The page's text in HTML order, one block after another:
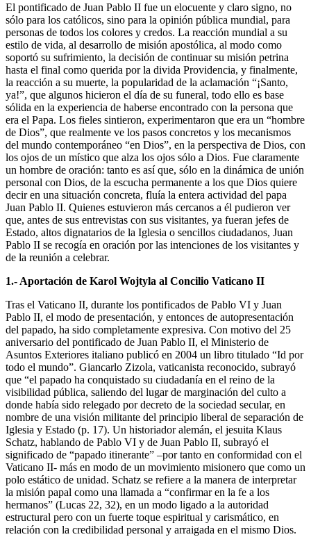
El pontificado de Juan Pablo II fue un elocuente y claro signo, no
sólo para los católicos, sino para la opinión pública mundial, para
personas de todos los colores y credos. La reacción mundial a su
estilo de vida, al desarrollo de misión apostólica, al modo como
soportó su sufrimiento, la decisión de continuar su misión petrina
hasta el final como querida por la divida Providencia, y finalmente,
la reacción a su muerte, la popularidad de la aclamación “¡Santo,
ya!”, que algunos hicieron el día de su funeral, todo ello es base
sólida en la experiencia de haberse encontrado con la persona que
era el Papa. Los fieles sintieron, experimentaron que era un “hombre
de Dios”, que realmente ve los pasos concretos y los mecanismos
del mundo contemporáneo “en Dios”, en la perspectiva de Dios, con
los ojos de un místico que alza los ojos sólo a Dios. Fue claramente
un hombre de oración: tanto es así que, sólo en la dinámica de unión
personal con Dios, de la escucha permanente a los que Dios quiere
decir en una situación concreta, fluía la entera actividad del papa
Juan Pablo II. Quienes estuvieron más cercanos a él pudieron ver
que, antes de sus entrevistas con sus visitantes, ya fueran jefes de
Estado, altos dignatarios de la Iglesia o sencillos ciudadanos, Juan
Pablo II se recogía en oración por las intenciones de los visitantes y
de la reunión a celebrar.
1.- Aportación de Karol Wojtyla al Concilio Vaticano II
Tras el Vaticano II, durante los pontificados de Pablo VI y Juan
Pablo II, el modo de presentación, y entonces de autopresentación
del papado, ha sido completamente expresiva. Con motivo del 25
aniversario del pontificado de Juan Pablo II, el Ministerio de
Asuntos Exteriores italiano publicó en 2004 un libro titulado “Id por
todo el mundo”. Giancarlo Zizola, vaticanista reconocido, subrayó
que “el papado ha conquistado su ciudadanía en el reino de la
visibilidad pública, saliendo del lugar de marginación del culto a
donde había sido relegado por decreto de la sociedad secular, en
nombre de una visión militante del principio liberal de separación de
Iglesia y Estado (p. 17). Un historiador alemán, el jesuita Klaus
Schatz, hablando de Pablo VI y de Juan Pablo II, subrayó el
significado de “papado itinerante” –por tanto en conformidad con el
Vaticano II- más en modo de un movimiento misionero que como un
polo estático de unidad. Schatz se refiere a la manera de interpretar
la misión papal como una llamada a “confirmar en la fe a los
hermanos” (Lucas 22, 32), en un modo ligado a la autoridad
estructural pero con un fuerte toque espiritual y carismático, en
relación con la credibilidad personal y arraigada en el mismo Dios.